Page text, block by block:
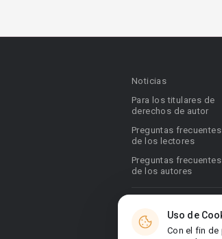
Uso de
Con el fin
Noticias
Para los titulares de
derechos de autor
Preguntas frecuentes
de los lectores
Preguntas frecuentes
de los autores
© 2026 Booknet.
Dirección